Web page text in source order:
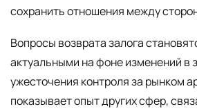
сохранить отношения между
Вопросы возврата залога
актуальными на фоне изменений в
ужесточения контроля за рынком
показывает опыт других сфер,